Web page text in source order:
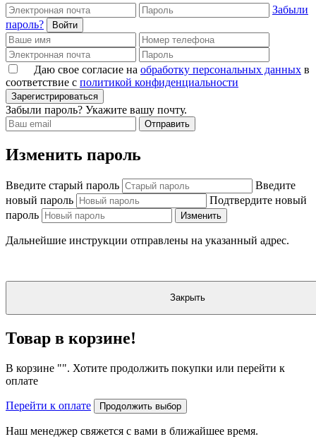
Забыли
пароль?
Войти
Даю свое согласие на обработку персональных данных в
соответствие с политикой конфиденциальности
Зарегистрироваться
Забыли пароль? Укажите вашу почту.
Отправить
Изменить пароль
Введите старый пароль
Введите
новый пароль
Подтвердите новый
пароль
Изменить
Дальнейшие инструкции отправлены на указанный адрес.
Закрыть
Товар в корзине!
В корзине "". Хотите продолжить покупки или перейти к
оплате
Перейти к оплате Продолжить выбор
Наш менеджер свяжется с вами в ближайшее время.